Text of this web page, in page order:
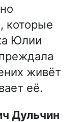
которые
Юлии
живёт
её.
Дульчин